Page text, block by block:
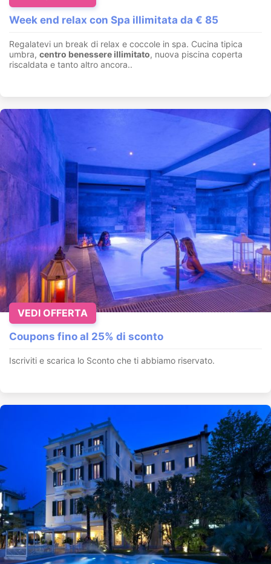
Week end relax con Spa illimitata da € 85
Regalatevi un break di relax e coccole in spa. Cucina tipica
umbra, centro benessere illimitato, nuova piscina coperta
riscaldata e tanto altro ancora..
Coupons fino al 25% di sconto
Iscriviti e scarica lo Sconto che ti abbiamo riservato.
VEDI OFFERTA